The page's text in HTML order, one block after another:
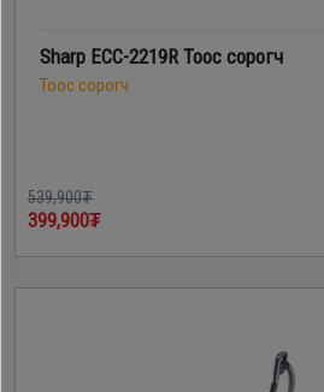
Sharp ECC-2219R Тоос сорогч
Тоос сорогч
539,900₮
399,900₮